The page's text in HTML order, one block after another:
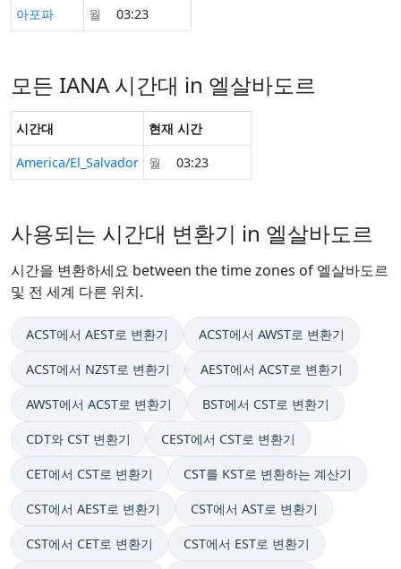
아포파
월 03:23
모든 IANA 시간대 in 엘살바도르
시간대
현재 시간
America/El_Salvador
월 03:23
사용되는 시간대 변환기 in 엘살바도르
시간을 변환하세요 between the time zones of 엘살바도르
및 전 세계 다른 위치.
ACST에서 AEST로 변환기 ACST에서 AWST로 변환기
ACST에서 NZST로 변환기 AEST에서 ACST로 변환기
AWST에서 ACST로 변환기 BST에서 CST로 변환기
CDT와 CST 변환기 CEST에서 CST로 변환기
CET에서 CST로 변환기 CST를 KST로 변환하는 계산기
CST에서 AEST로 변환기 CST에서 AST로 변환기
CST에서 CET로 변환기 CST에서 EST로 변환기